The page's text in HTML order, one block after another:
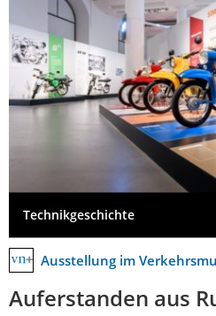
Technikgeschichte
Ausstellung im
Auferstanden aus